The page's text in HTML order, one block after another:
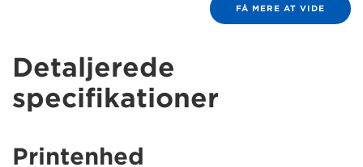
FÅ MERE AT VIDE
Detaljerede
specifikationer
Printenhed